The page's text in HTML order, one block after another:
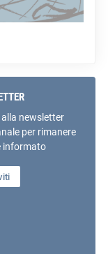
newsletter
per rimanere
informato